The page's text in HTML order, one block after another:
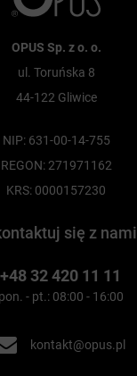
OPUS Sp. z o. o.
ul. Toruńska 8
44-122 Gliwice
NIP: 631-00-14-755
REGON: 271971162
KRS: 0000157230
się z nami
+48 32 420 11 11
pon. - pt.: 08:00 - 16:00
kontakt@opus.pl